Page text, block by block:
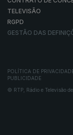
TELEVISÃO
RGPD
GESTÃO DAS
POLÍTICA DE
PUBLICIDADE
© RTP, Rádio e Televisão